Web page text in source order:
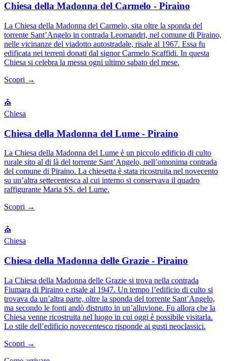
Chiesa della Madonna del Carmelo - Piraino
La Chiesa della Madonna del Carmelo, sita oltre la sponda del
torrente Sant’Angelo in contrada Leomandri, nel comune di Piraino,
nelle vicinanze del viadotto autostradale, risale al 1967. Essa fu
edificata nei terreni donati dal signor Carmelo Scaffidi. In questa
Chiesa si celebra la messa ogni ultimo sabato del mese.
Scopri →
⛪
Chiesa
Chiesa della Madonna del Lume - Piraino
La Chiesa della Madonna del Lume è un piccolo edificio di culto
rurale sito al di là del torrente Sant’Angelo, nell’omonima contrada
del comune di Piraino. La chiesetta è stata ricostruita nel novecento
su un’altra settecentesca al cui interno si conservava il quadro
raffigurante Maria SS. del Lume.
Scopri →
⛪
Chiesa
Chiesa della Madonna delle Grazie - Piraino
La Chiesa della Madonna delle Grazie si trova nella contrada
Fiumara di Piraino e risale al 1947. Un tempo l’edificio di culto si
trovava da un’altra parte, oltre la sponda del torrente Sant’Angelo,
ma secondo le fonti andò distrutto in un’alluvione. Fu allora che la
Chiesa venne ricostruita nel luogo in cui oggi è possibile visitarla.
Lo stile dell’edificio novecentesco risponde ai gusti neoclassici.
Scopri →